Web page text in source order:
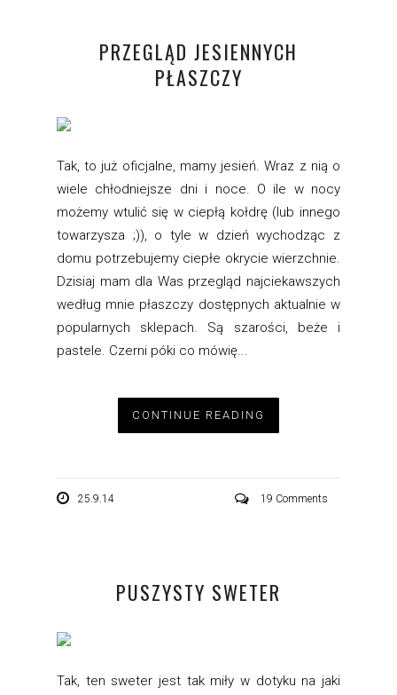
PRZEGLĄD JESIENNYCH
PŁASZCZY
Tak, to już oficjalne, mamy jesień. Wraz z nią o
wiele chłodniejsze dni i noce. O ile w nocy
możemy wtulić się w ciepłą kołdrę (lub innego
towarzysza ;)), o tyle w dzień wychodząc z
domu potrzebujemy ciepłe okrycie wierzchnie.
Dzisiaj mam dla Was przegląd najciekawszych
według mnie płaszczy dostępnych aktualnie w
popularnych sklepach. Są szarości, beże i
pastele. Czerni póki co mówię...
CONTINUE READING
25.9.14 19 Comments
PUSZYSTY SWETER
Tak, ten sweter jest tak miły w dotyku na jaki